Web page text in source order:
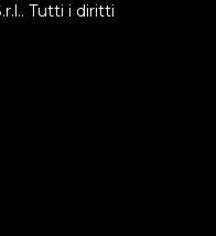
Tutti i diritti